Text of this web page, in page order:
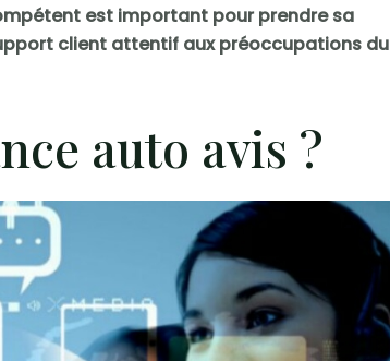
est important pour prendre sa
client attentif aux préoccupations du
auto avis ?